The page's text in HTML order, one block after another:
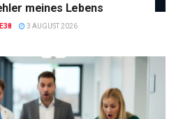
meines Lebens
3 AUGUST 2026